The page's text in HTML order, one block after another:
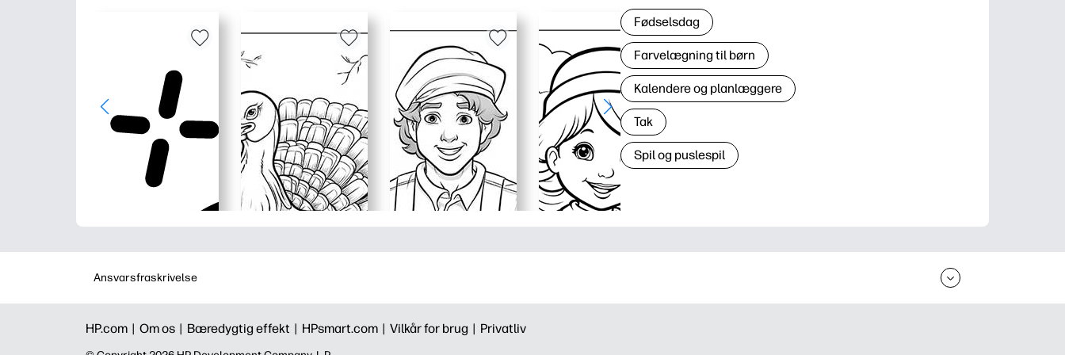
Fødselsdag
Farvelægning til børn
Kalendere og planlæggere
Tak
Spil og puslespil
Ansvarsfraskrivelse
HP.com | Om os | Bæredygtig effekt | HPsmart.com | Vilkår for brug | Privatliv